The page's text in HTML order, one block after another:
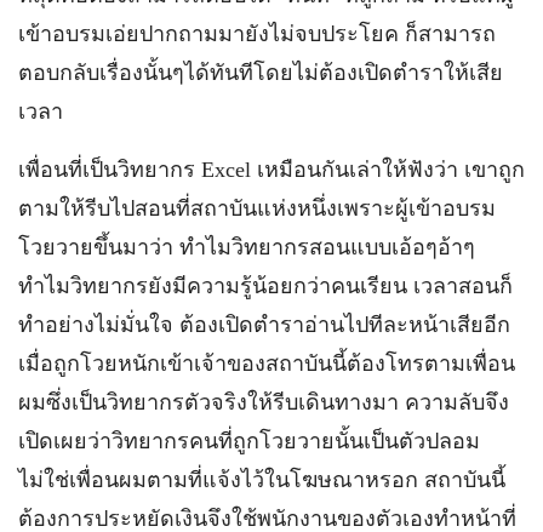
เข้าอบรมเอ่ยปากถามมายังไม่จบประโยค ก็สามารถ
ตอบกลับเรื่องนั้นๆได้ทันทีโดยไม่ต้องเปิดตำราให้เสีย
เวลา
เพื่อนที่เป็นวิทยากร Excel เหมือนกันเล่าให้ฟังว่า เขาถูก
ตามให้รีบไปสอนที่สถาบันแห่งหนึ่งเพราะผู้เข้าอบรม
โวยวายขึ้นมาว่า ทำไมวิทยากรสอนแบบเอ้อๆอ้าๆ
ทำไมวิทยากรยังมีความรู้น้อยกว่าคนเรียน เวลาสอนก็
ทำอย่างไม่มั่นใจ ต้องเปิดตำราอ่านไปทีละหน้าเสียอีก
เมื่อถูกโวยหนักเข้าเจ้าของสถาบันนี้ต้องโทรตามเพื่อน
ผมซึ่งเป็นวิทยากรตัวจริงให้รีบเดินทางมา ความลับจึง
เปิดเผยว่าวิทยากรคนที่ถูกโวยวายนั้นเป็นตัวปลอม
ไม่ใช่เพื่อนผมตามที่แจ้งไว้ในโฆษณาหรอก สถาบันนี้
ต้องการประหยัดเงินจึงใช้พนักงานของตัวเองทำหน้าที่